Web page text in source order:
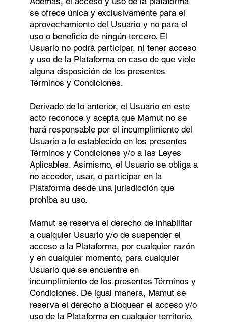
se ofrece única y exclusivamente para el
aprovechamiento del Usuario y no para el
uso o beneﬁcio de ningún tercero. El
Usuario no podrá participar, ni tener acceso
y uso de la Plataforma en caso de que viole
alguna disposición de los presentes
Términos y Condiciones.
Derivado de lo anterior, el Usuario en este
acto reconoce y acepta que Mamut no se
hará responsable por el incumplimiento del
Usuario a lo establecido en los presentes
Términos y Condiciones y/o a las Leyes
Aplicables. Asimismo, el Usuario se obliga a
no acceder, usar, o participar en la
Plataforma desde una jurisdicción que
prohíba su uso.
Mamut se reserva el derecho de inhabilitar
a cualquier Usuario y/o de suspender el
acceso a la Plataforma, por cualquier razón
y en cualquier momento, para cualquier
Usuario que se encuentre en
incumplimiento de los presentes Términos y
Condiciones. De igual manera, Mamut se
reserva el derecho a bloquear el acceso y/o
uso de la Plataforma en cualquier territorio.